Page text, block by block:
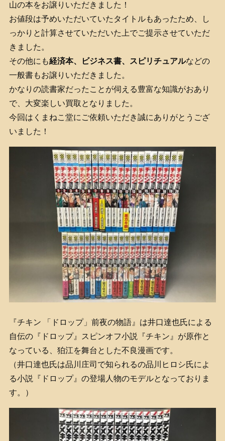
山の本をお譲りいただきました！
お値段は予めいただいていたタイトルもあったため、し
っかりと計算させていただいた上でご提示させていただ
きました。
その他にも経済本、ビジネス書、スピリチュアルなどの
一般書もお譲りいただきました。
かなりの読書家だったことが伺える豊富な知識がおあり
で、大変楽しい買取となりました。
今回はくまねこ堂にご依頼いただき誠にありがとうござ
いました！
『チキン 「ドロップ」前夜の物語』は井口達也氏による
自伝の『ドロップ』スピンオフ小説『チキン』が原作と
なっている、狛江を舞台とした不良漫画です。
（井口達也氏は品川庄司で知られるの品川ヒロシ氏によ
る小説『ドロップ』の登場人物のモデルとなっておりま
す。）